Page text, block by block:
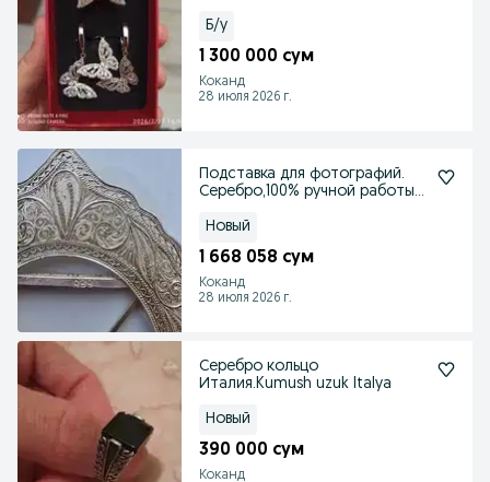
Б/у
1 300 000 сум
Коканд
28 июля 2026 г.
Подставка для фотографий.
Серебро,100% ручной работы,
Новый
1 668 058 сум
Коканд
28 июля 2026 г.
Серебро кольцо
Италия.Kumush uzuk Italya
Новый
390 000 сум
Коканд